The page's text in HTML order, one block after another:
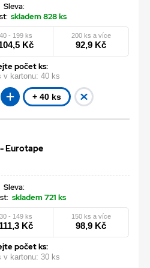
Sleva:
skladem 828 ks
40 - 199 ks
Kč
200 ks a více
92,9 Kč
počet ks:
v kartonu: 40 ks
+ 40 ks
Eurotape
Sleva:
skladem 721 ks
30 - 149 ks
111,3 Kč
150 ks a více
98,9 Kč
počet ks:
v kartonu: 30 ks